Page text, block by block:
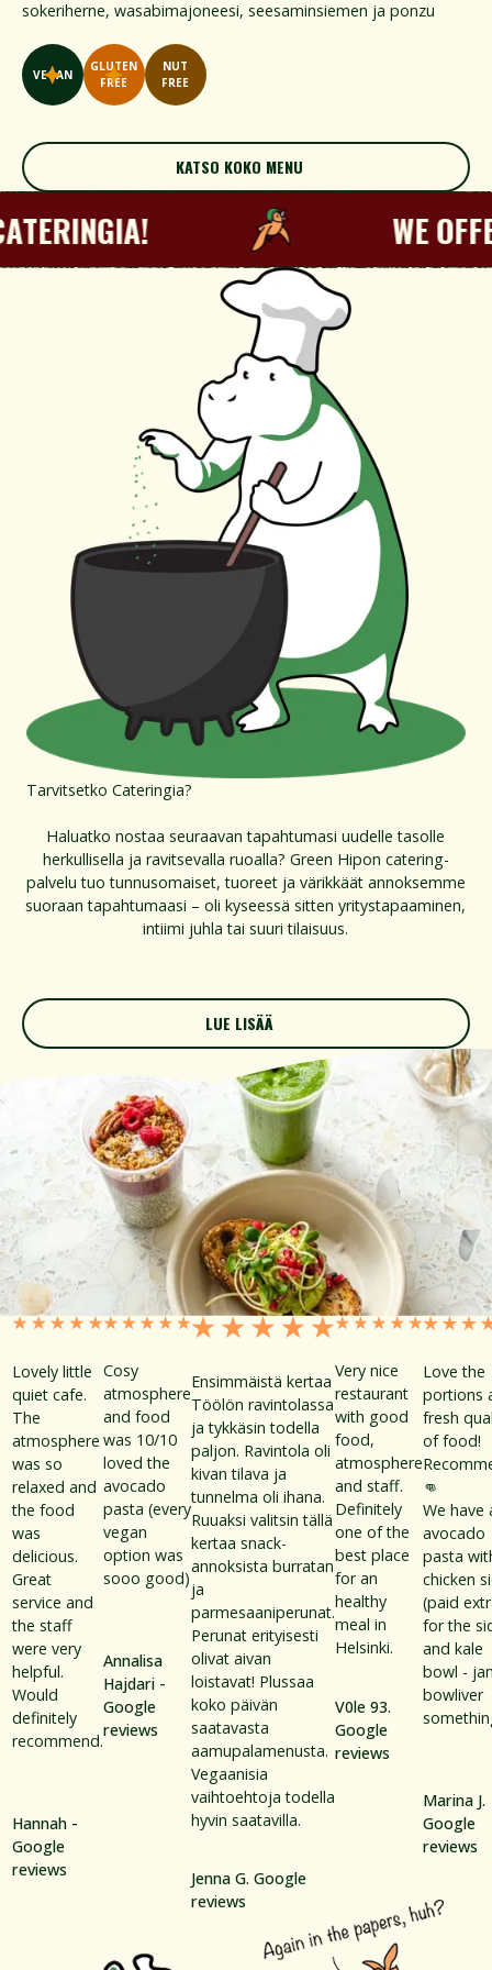
sokeriherne, wasabimajoneesi, seesaminsiemen ja ponzu
VEGAN
GLUTEN
FREE
NUT
FREE
KATSO KOKO MENU
KATSO KOKO MENU
WE
Tarvitsetko Cateringia?
Haluatko nostaa seuraavan tapahtumasi uudelle tasolle
herkullisella ja ravitsevalla ruoalla? Green Hipon catering-
palvelu tuo tunnusomaiset, tuoreet ja värikkäät annoksemme
suoraan tapahtumaasi – oli kyseessä sitten yritystapaaminen,
intiimi juhla tai suuri tilaisuus.
LUE LISÄÄ
LUE LISÄÄ
Lovely little
quiet cafe.
The
atmosphere
was so
relaxed and
the food
was
delicious.
Great
service and
the staff
were very
helpful.
Would
definitely
recommend.
Hannah -
Google
reviews
Cosy
atmosphere
and food
was 10/10
loved the
avocado
pasta (every
vegan
option was
sooo good)
Annalisa
Hajdari -
Google
reviews
Ensimmäistä kertaa
Töölön ravintolassa
ja tykkäsin todella
paljon. Ravintola oli
kivan tilava ja
tunnelma oli ihana.
Ruuaksi valitsin tällä
kertaa snack-
annoksista burratan
ja
parmesaaniperunat.
Perunat erityisesti
olivat aivan
loistavat! Plussaa
koko päivän
saatavasta
aamupalamenusta.
Vegaanisia
vaihtoehtoja todella
hyvin saatavilla.
Jenna G. Google
reviews
Very nice
restaurant
with good
food,
atmosphere
and staff.
Definitely
one of the
best place
for an
healthy
meal in
Helsinki.
V0le 93.
Google
reviews
Love the
portions
fresh
of food!
👊
We have
avocado
pasta
chicken
(paid
for the
and kale
bowl -
bowliver
Marina J.
Google
reviews